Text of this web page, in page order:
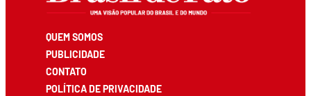
QUEM SOMOS
PUBLICIDADE
CONTATO
POLÍTICA DE PRIVACIDADE